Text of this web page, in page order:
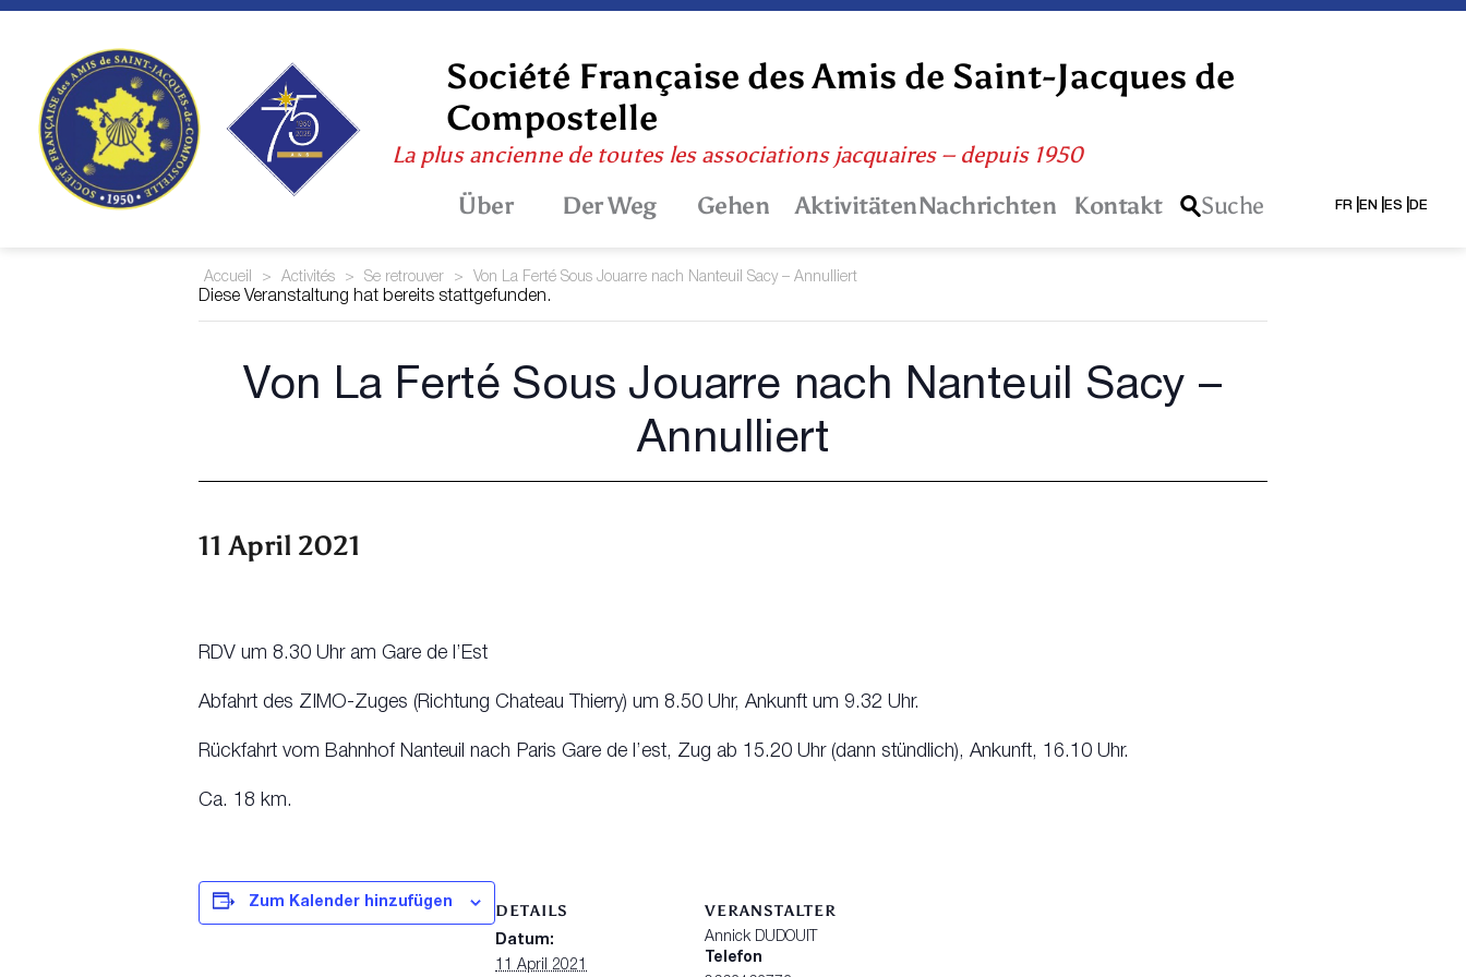
Skip
Société Française des Amis de Saint-Jacques de
Compostelle
La plus ancienne de toutes les associations jacquaires – depuis 1950
Über Der Weg Gehen AktivitätenNachrichten Kontakt Suche FR EN ES DE
Accueil > Activités > Se retrouver > Von La Ferté Sous Jouarre nach Nanteuil Sacy – Annulliert
Diese Veranstaltung hat bereits stattgefunden.
Von La Ferté Sous Jouarre nach Nanteuil Sacy –
Annulliert
11 April 2021
RDV um 8.30 Uhr am Gare de l’Est
Abfahrt des ZIMO-Zuges (Richtung Chateau Thierry) um 8.50 Uhr, Ankunft um 9.32 Uhr.
Rückfahrt vom Bahnhof Nanteuil nach Paris Gare de l’est, Zug ab 15.20 Uhr (dann stündlich), Ankunft, 16.10 Uhr.
Ca. 18 km.
Zum Kalender hinzufügen DETAILS
Datum:
11 April 2021
VERANSTALTER
Annick DUDOUIT
Telefon